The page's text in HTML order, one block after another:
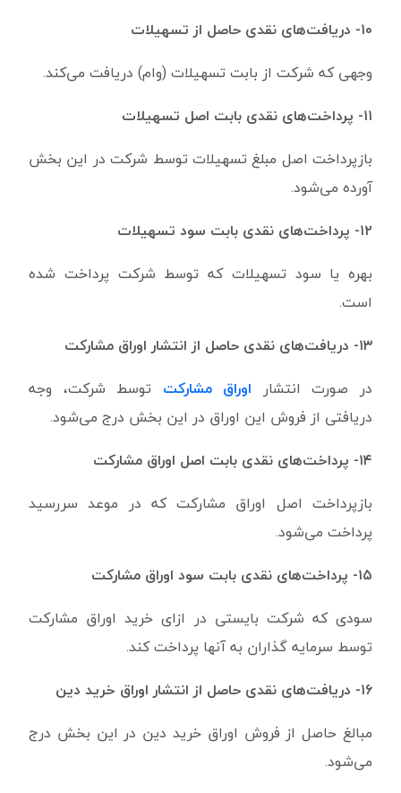
۱۰- دریافت‌های نقدی حاصل از تسهیلات
وجهی که شرکت از بابت تسهیلات (وام) دریافت می‌کند.
۱۱- پرداخت‌های نقدی بابت اصل تسهیلات
بازپرداخت اصل مبلغ تسهیلات توسط شرکت در این بخش
آورده می‌شود.
۱۲- پرداخت‌های نقدی بابت سود تسهیلات
بهره یا سود تسهیلات که توسط شرکت پرداخت شده
است.
۱۳- دریافت‌های نقدی حاصل از انتشار اوراق مشارکت
در صورت انتشار اوراق مشارکت توسط شرکت، وجه
دریافتی از فروش این اوراق در این بخش درج می‌شود.
۱۴- پرداخت‌های نقدی بابت اصل اوراق مشارکت
بازپرداخت اصل اوراق مشارکت که در موعد سررسید
پرداخت می‌شود.
۱۵- پرداخت‌های نقدی بابت سود اوراق مشارکت
سودی که شرکت بایستی در ازای خرید اوراق مشارکت
توسط سرمایه گذاران به آنها پرداخت کند.
۱۶- دریافت‌های نقدی حاصل از انتشار اوراق خرید دین
مبالغ حاصل از فروش اوراق خرید دین در این بخش درج
می‌شود.